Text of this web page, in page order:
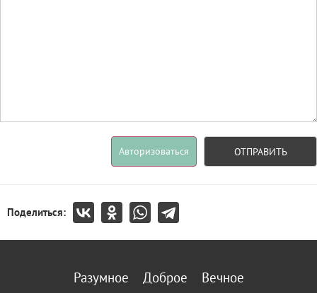
Авторизоваться ОТПРАВИТЬ
Поделиться:
Разумное Доброе Вечное